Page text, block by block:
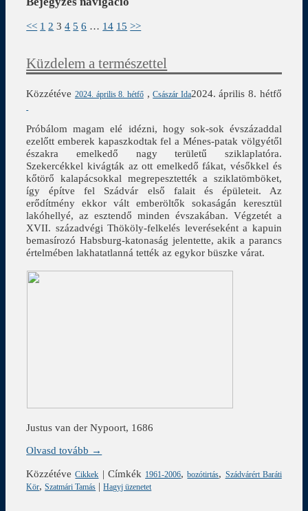
<< 1 2 3 4 5 6 … 14 15 >>
Küzdelem a természettel
Közzétéve 2024. április 8. hétfő ,Császár Ida2024. április 8. hétfő
Próbálom magam elé idézni, hogy sok-sok évszázaddal
ezelőtt emberek kapaszkodtak fel a Ménes-patak völgyétől
északra emelkedő nagy területű sziklaplatóra.
Szekercékkel kivágták az ott emelkedő fákat, vésőkkel és
kőtörő kalapácsokkal megrepesztették a sziklatömböket,
így építve fel Szádvár első falait és épületeit. Az
erődítmény ekkor vált emberöltők sokaságán keresztül
lakóhellyé, az esztendő minden évszakában. Végzetét a
XVII. századvégi Thököly-felkelés leveréseként a kapuin
bemasírozó Habsburg-katonaság jelentette, akik a parancs
értelmében lakhatatlanná tették az egykor büszke várat.
Justus van der Nypoort, 1686
Olvasd tovább →
Közzétéve Cikkek | Címkék 1961-2006,bozótirtás, Szádvárért Baráti
Kör,Szatmári Tamás |Hagyj üzenetet